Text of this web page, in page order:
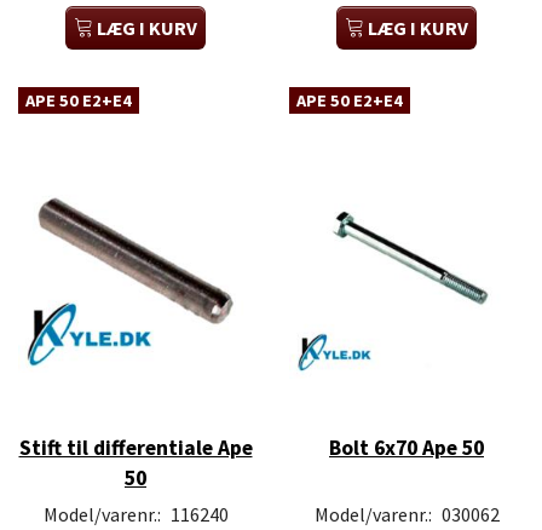
LÆG I KURV
LÆG I KURV
APE 50 E2+E4
Stift til differentiale Ape
50
Model/varenr.: 116240
APE 50 E2+E4
Bolt 6x70 Ape 50
Model/varenr.: 030062